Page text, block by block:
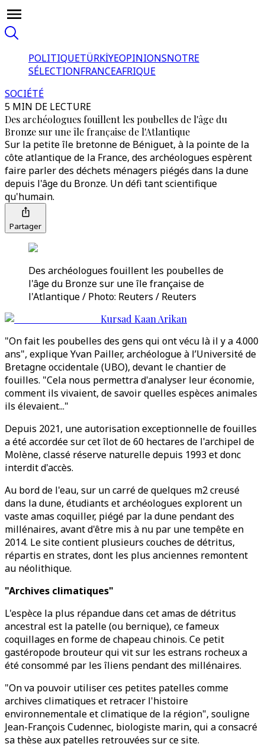
POLITIQUETÜRKİYEOPINIONSNOTRE
SÉLECTIONFRANCEAFRIQUE
SOCIÉTÉ
5 MIN DE LECTURE
Des archéologues fouillent les poubelles de l'âge du
Bronze sur une île française de l'Atlantique
Sur la petite île bretonne de Béniguet, à la pointe de la
côte atlantique de la France, des archéologues espèrent
faire parler des déchets ménagers piégés dans la dune
depuis l'âge du Bronze. Un défi tant scientifique
qu'humain.
Partager
Des archéologues fouillent les poubelles de
l'âge du Bronze sur une île française de
l'Atlantique / Photo: Reuters / Reuters
Kursad Kaan Arikan
"On fait les poubelles des gens qui ont vécu là il y a 4.000
ans", explique Yvan Pailler, archéologue à l’Université de
Bretagne occidentale (UBO), devant le chantier de
fouilles. "Cela nous permettra d'analyser leur économie,
comment ils vivaient, de savoir quelles espèces animales
ils élevaient..."
Depuis 2021, une autorisation exceptionnelle de fouilles
a été accordée sur cet îlot de 60 hectares de l'archipel de
Molène, classé réserve naturelle depuis 1993 et donc
interdit d'accès.
Au bord de l'eau, sur un carré de quelques m2 creusé
dans la dune, étudiants et archéologues explorent un
vaste amas coquiller, piégé par la dune pendant des
millénaires, avant d'être mis à nu par une tempête en
2014. Le site contient plusieurs couches de détritus,
répartis en strates, dont les plus anciennes remontent
au néolithique.
"Archives climatiques"
L'espèce la plus répandue dans cet amas de détritus
ancestral est la patelle (ou bernique), ce fameux
coquillages en forme de chapeau chinois. Ce petit
gastéropode brouteur qui vit sur les estrans rocheux a
été consommé par les îliens pendant des millénaires.
"On va pouvoir utiliser ces petites patelles comme
archives climatiques et retracer l'histoire
environnementale et climatique de la région", souligne
Jean-François Cudennec, biologiste marin, qui a consacré
sa thèse aux patelles retrouvées sur ce site.